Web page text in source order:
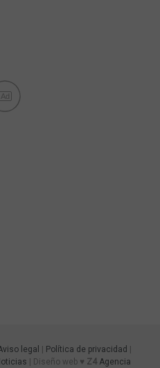
Ad
legal Política de privacidad
| Diseño web ♥ Z4 Agencia